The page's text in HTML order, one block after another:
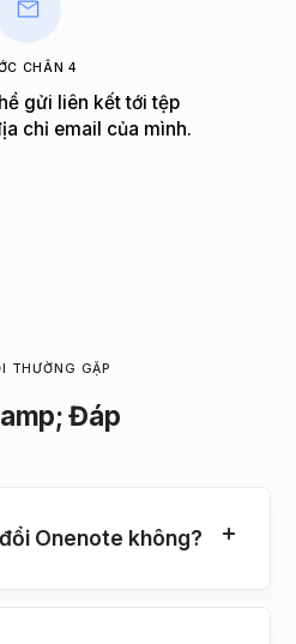
CHÂN 4
gửi liên kết tới tệp
chỉ email của mình.
THƯỜNG GẶP
Đáp
Onenote không?